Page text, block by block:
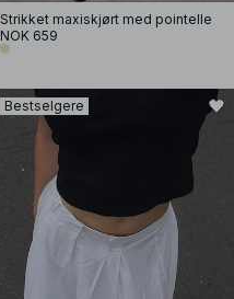
Strikket maxiskjørt med pointelle
NOK 659
Bestselgere